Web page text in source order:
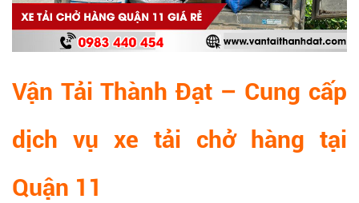
Vận Tải Thành Đạt – Cung cấp
dịch vụ xe tải chở hàng tại
Quận 11​